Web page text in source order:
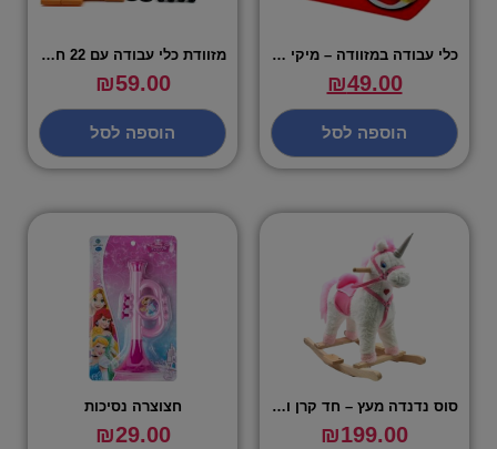
כלי עבודה במזוודה – מיקי מאוס
₪49.00
הוספה לסל
מזוודת כלי עבודה עם 22 חלקים – שירן
₪59.00
הוספה לסל
סוס נדנדה מעץ – חד קרן ורוד לבן
₪199.00
חצוצרה נסיכות
₪29.00